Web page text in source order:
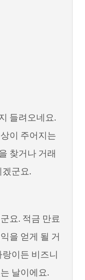
들려오네요.
이 주어지는
찾거나 거래
군요.
요. 적금 만료
을 얻게 될 거
이든 비즈니
날이에요.